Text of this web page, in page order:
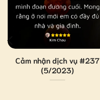
Cảm nhận dịch vụ #237
(5/2023)